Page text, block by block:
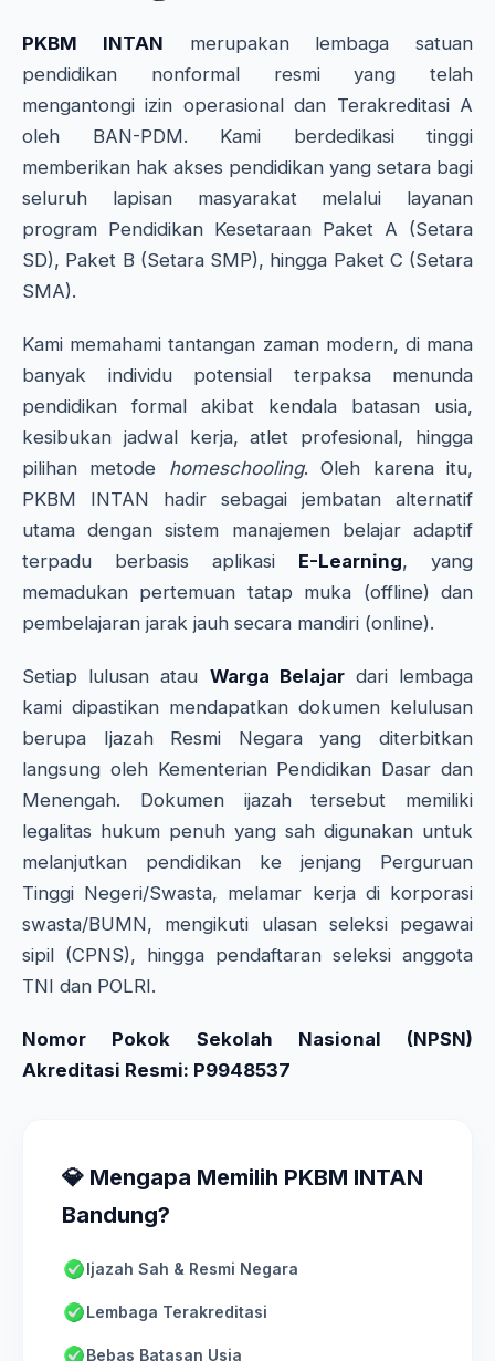
PKBM INTAN merupakan lembaga satuan
pendidikan nonformal resmi yang telah
mengantongi izin operasional dan Terakreditasi A
oleh BAN-PDM. Kami berdedikasi tinggi
memberikan hak akses pendidikan yang setara bagi
seluruh lapisan masyarakat melalui layanan
program Pendidikan Kesetaraan Paket A (Setara
SD), Paket B (Setara SMP), hingga Paket C (Setara
SMA).
Kami memahami tantangan zaman modern, di mana
banyak individu potensial terpaksa menunda
pendidikan formal akibat kendala batasan usia,
kesibukan jadwal kerja, atlet profesional, hingga
pilihan metode homeschooling. Oleh karena itu,
PKBM INTAN hadir sebagai jembatan alternatif
utama dengan sistem manajemen belajar adaptif
terpadu berbasis aplikasi E-Learning, yang
memadukan pertemuan tatap muka (offline) dan
pembelajaran jarak jauh secara mandiri (online).
Setiap lulusan atau Warga Belajardari lembaga
kami dipastikan mendapatkan dokumen kelulusan
berupa Ijazah Resmi Negara yang diterbitkan
langsung oleh Kementerian Pendidikan Dasar dan
Menengah. Dokumen ijazah tersebut memiliki
legalitas hukum penuh yang sah digunakan untuk
melanjutkan pendidikan ke jenjang Perguruan
Tinggi Negeri/Swasta, melamar kerja di korporasi
swasta/BUMN, mengikuti ulasan seleksi pegawai
sipil (CPNS), hingga pendaftaran seleksi anggota
TNI dan POLRI.
Nomor Pokok Sekolah Nasional (NPSN)
Akreditasi Resmi: P9948537
💎 Mengapa Memilih PKBM INTAN
Bandung?
Ijazah Sah & Resmi Negara
Lembaga Terakreditasi
Bebas Batasan Usia